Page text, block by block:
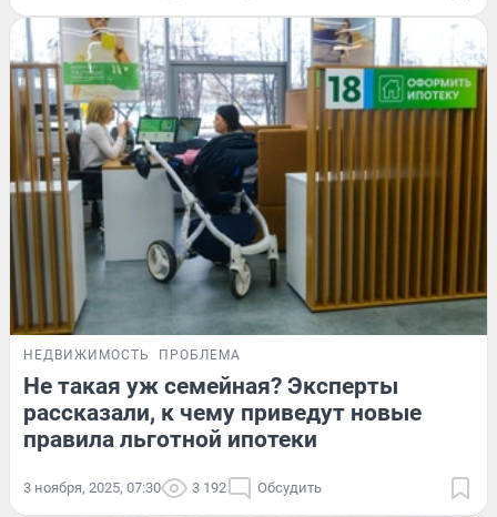
НЕДВИЖИМОСТЬ ПРОБЛЕМА
Не такая уж семейная? Эксперты
рассказали, к чему приведут новые
правила льготной ипотеки
3 ноября, 2025, 07:30 3 192 Обсудить